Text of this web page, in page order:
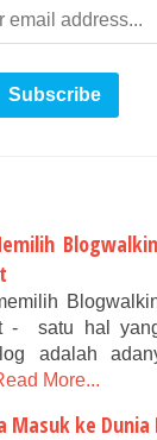
- satu hal
adalah
More...
Masuk ke